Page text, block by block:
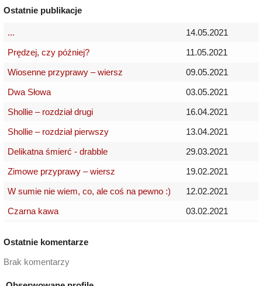
Ostatnie publikacje
...
14.05.2021
Prędzej, czy później?
11.05.2021
Wiosenne przyprawy – wiersz
09.05.2021
Dwa Słowa
03.05.2021
Shollie – rozdział drugi
16.04.2021
Shollie – rozdział pierwszy
13.04.2021
Delikatna śmierć - drabble
29.03.2021
Zimowe przyprawy – wiersz
19.02.2021
W sumie nie wiem, co, ale coś na pewno :)
12.02.2021
Czarna kawa
03.02.2021
Ostatnie komentarze
Brak komentarzy